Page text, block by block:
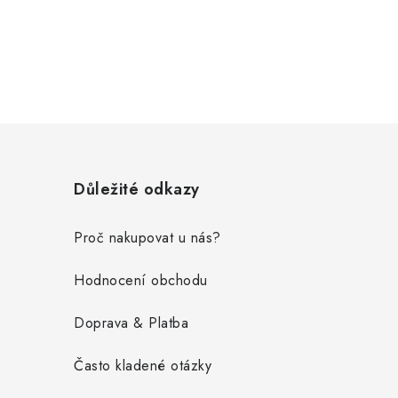
Důležité odkazy
Proč nakupovat u nás?
Hodnocení obchodu
Doprava & Platba
Často kladené otázky